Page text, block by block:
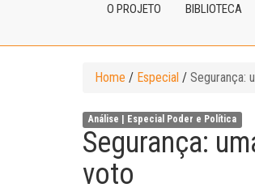
O PROJETO BIBLIOTECA
Home / Especial / Segurança:
Análise | Especial Poder e Política
Segurança:
voto